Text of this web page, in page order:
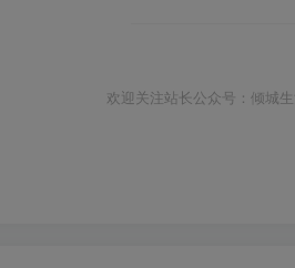
欢迎关注站长公众号：倾城